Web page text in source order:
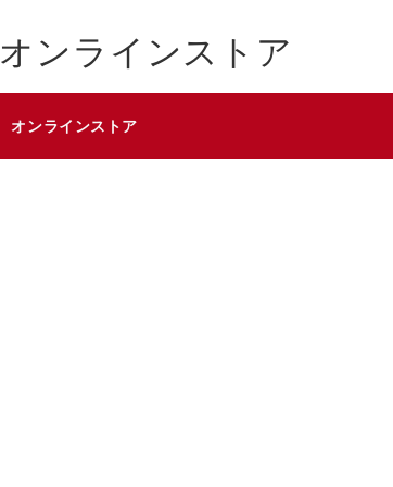
ンラインストア
オンラインストア